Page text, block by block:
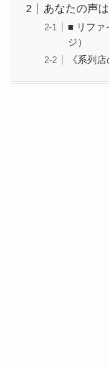
あなたの声
■ リファ
ジ）
《系列